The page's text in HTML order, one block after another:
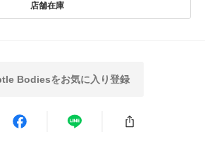
め▼
Bodiesをお気に入り登録